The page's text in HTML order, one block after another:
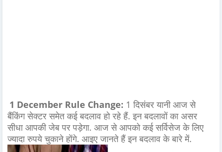
1 December Rule Change: 1 दिसंबर यानी आज से
बैंकिंग सेक्टर समेत कई बदलाव हो रहे हैं. इन बदलावों का असर
सीधा आपकी जेब पर पड़ेगा. आज से आपको कई सर्विसेज के लिए
ज्यादा रुपये चुकाने होंगे. आइए जानते हैं इन बदलाव के बारे में.